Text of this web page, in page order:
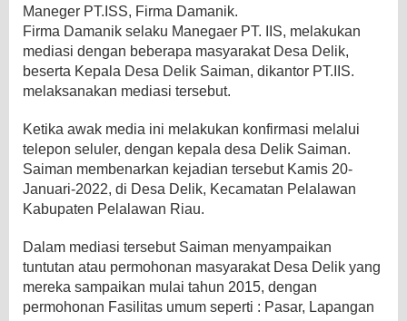
Maneger PT.ISS, Firma Damanik.
Firma Damanik selaku Manegaer PT. IIS, melakukan
mediasi dengan beberapa masyarakat Desa Delik,
beserta Kepala Desa Delik Saiman, dikantor PT.IIS.
melaksanakan mediasi tersebut.
Ketika awak media ini melakukan konfirmasi melalui
telepon seluler, dengan kepala desa Delik Saiman.
Saiman membenarkan kejadian tersebut Kamis 20-
Januari-2022, di Desa Delik, Kecamatan Pelalawan
Kabupaten Pelalawan Riau.
Dalam mediasi tersebut Saiman menyampaikan
tuntutan atau permohonan masyarakat Desa Delik yang
mereka sampaikan mulai tahun 2015, dengan
permohonan Fasilitas umum seperti : Pasar, Lapangan